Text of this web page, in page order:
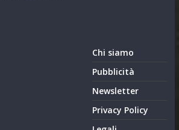
Chi siamo
Pubblicità
Newsletter
Privacy Policy